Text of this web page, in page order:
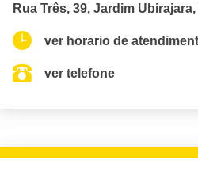
Rua Três, 39, Jardim
ver horario de
ver telefone